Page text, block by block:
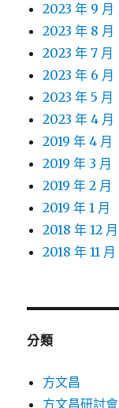
2023 年 9 月
2023 年 8 月
2023 年 7 月
2023 年 6 月
2023 年 5 月
2023 年 4 月
2019 年 4 月
2019 年 3 月
2019 年 2 月
2019 年 1 月
2018 年 12 月
2018 年 11 月
分類
方文昌
方文昌研討會